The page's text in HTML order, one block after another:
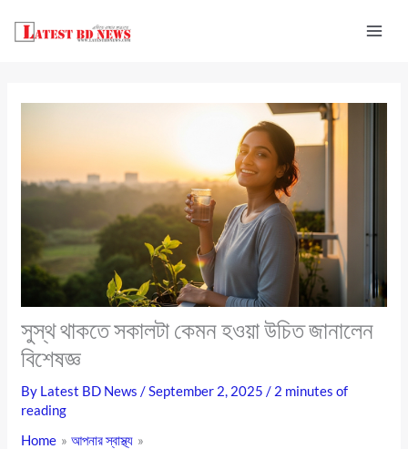
সুস্থ থাকতে সকালটা কেমন হওয়া উচিত জানালেন
বিশেষজ্ঞ
By Latest BD News / September 2, 2025 / 2 minutes of
reading
Home
আপনার স্বাস্থ্য